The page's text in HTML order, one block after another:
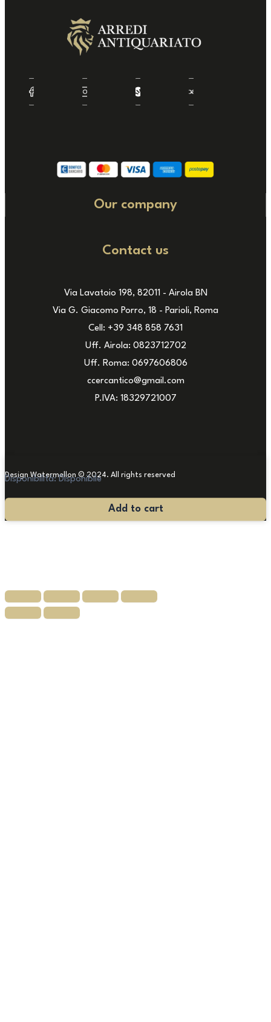
Our company
Contact us
Via Lavatoio 198, 82011 - Airola BN
Via G. Giacomo Porro, 18 - Parioli, Roma
Cell: +39 348 858 7631
Uff. Airola: 0823712702
Uff. Roma: 0697606806
ccercantico@gmail.com
P.IVA: 18329721007
Design Watermellon © 2024. All rights reserved
Disponibilità: Disponibile
Servizio
Add to cart